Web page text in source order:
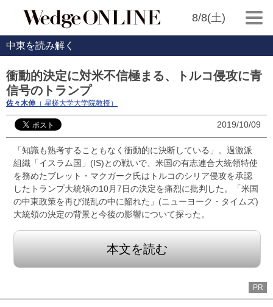
8/8(土)
中東を読み解く
衝動的決定に対米不信極まる、トルコ侵攻に青
信号のトランプ
佐々木伸 （ 星槎大学大学院教授）
2019/10/09
「知識も熟考することもなく衝動的に決断している」。過激派
組織「イスラム国」(IS)との戦いで、米国の有志連合大統領特使
を務めたブレット・マクガーク氏はトルコのシリア侵攻を承認
したトランプ大統領の10月7日の決定を痛烈に批判した。「米国
の中東政策を再び混乱の中に陥れた」(ニューヨーク・タイムズ)
大統領の決定の背景と今後の影響について探った。
本文を読む
PR